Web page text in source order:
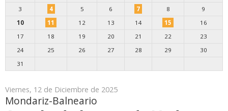
3
4 5 6 7 8
9
10
11 12 13 14 15
16
17
18 19 20 21 22
23
24
25 26 27 28 29
30
31
Viernes, 12 de Diciembre de 2025
Mondariz-Balneario